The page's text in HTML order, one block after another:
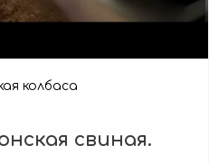
колбаса
свиная.